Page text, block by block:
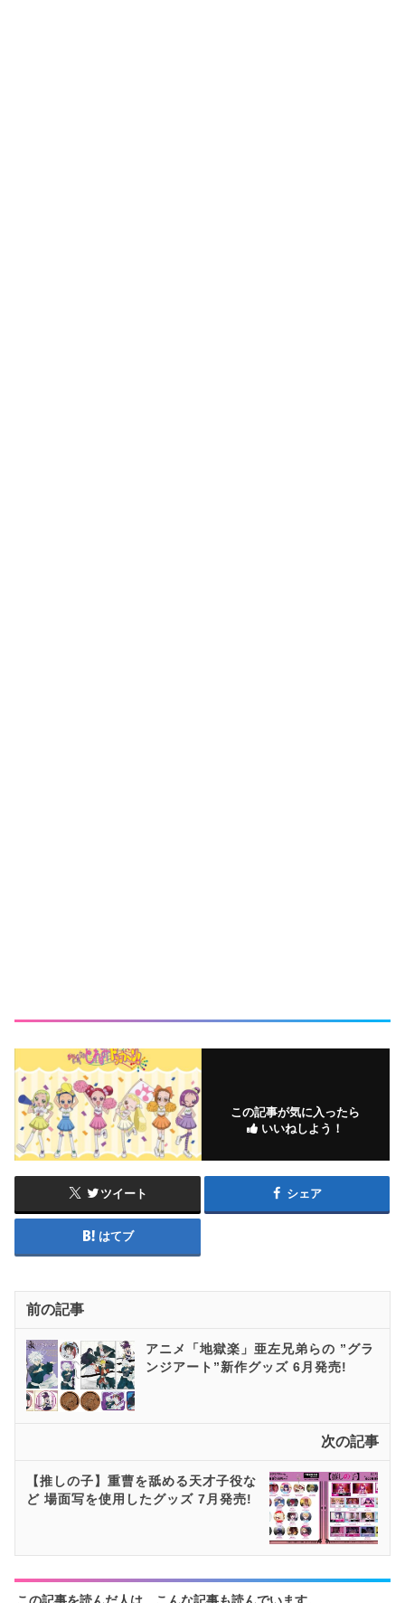
この記事が気に入ったら
いいねしよう！
ツイート シェア
はてブ
前の記事
アニメ「地獄楽」亜左兄弟らの ”グラ
ンジアート”新作グッズ 6月発売!
次の記事
【推しの子】重曹を舐める天才子役な
ど 場面写を使用したグッズ 7月発売!